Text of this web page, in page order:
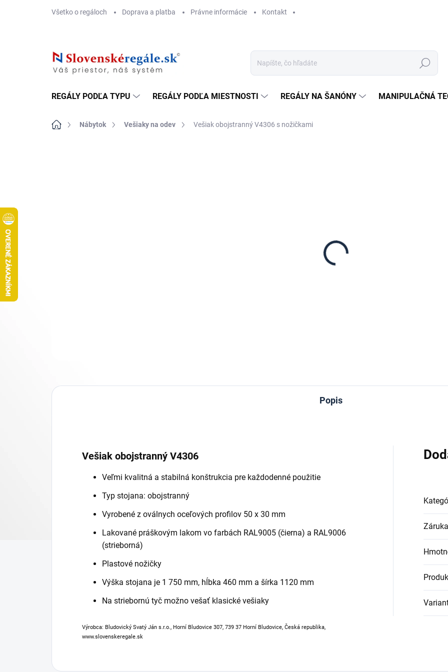
Všetko o regáloch Doprava a platba Právne informácie Kontakt
Hľadať
REGÁLY PODĽA TYPU REGÁLY PODĽA MIESTNOSTI REGÁLY NA ŠANÓNY MANIPULAČNÁ
DomovNábytok Vešiaky na odev Vešiak obojstranný V4306 s nožičkami
Popis
Vešiak obojstranný V4306
Veľmi kvalitná a stabilná konštrukcia pre každodenné použitie
Typ stojana: obojstranný
Vyrobené z oválnych oceľových profilov 50 x 30 mm
Lakované práškovým lakom vo farbách RAL9005 (čierna) a RAL9006
(strieborná)
Plastové nožičky
Výška stojana je 1 750 mm, hĺbka 460 mm a šírka 1120 mm
Na striebornú tyč možno vešať klasické vešiaky
Výrobca: Bludovický Svatý Ján s.r.o., Horní Bludovice 307, 739 37 Horní Bludovice, Česká republika,
www.slovenskeregale.sk
Záruka